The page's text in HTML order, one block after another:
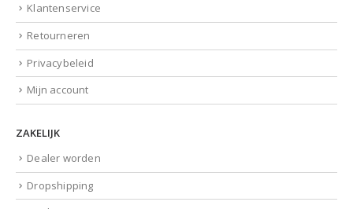
Klantenservice
Retourneren
Privacybeleid
Mijn account
ZAKELIJK
Dealer worden
Dropshipping